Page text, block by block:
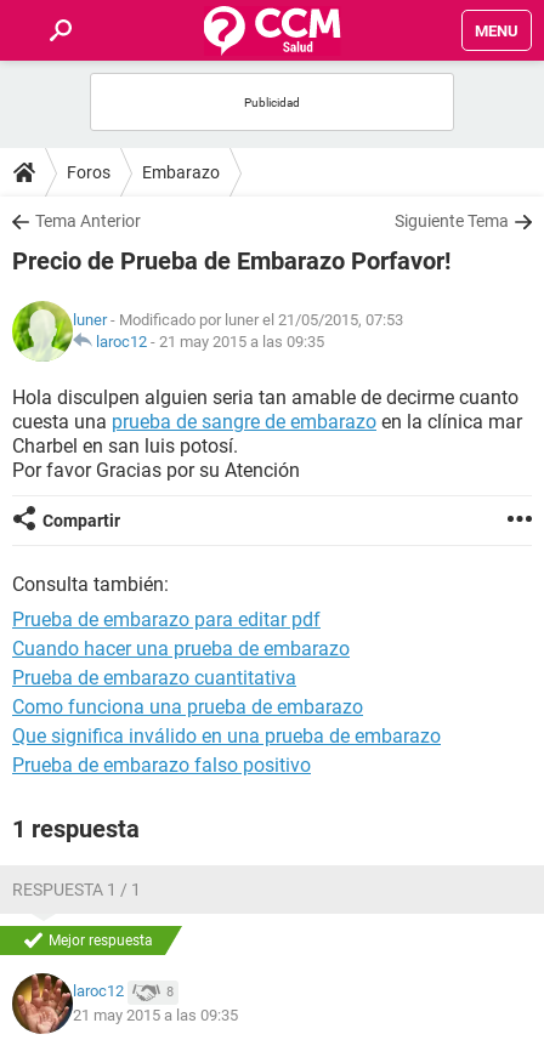
MENU
FOROS
SALUD
NUTRICIÓN
BIENESTAR
SEXUALIDAD
GLOSARIO
Foros Embarazo
Tema Anterior Siguiente Tema
Precio de Prueba de Embarazo Porfavor!
luner- Modificado por luner el 21/05/2015, 07:53
laroc12 - 21 may 2015 a las 09:35
Hola disculpen alguien seria tan amable de decirme cuanto
cuesta una prueba de sangre de embarazo en la clínica mar
Charbel en san luis potosí.
Por favor Gracias por su Atención
Compartir
Consulta también:
Prueba de embarazo para editar pdf
Cuando hacer una prueba de embarazo
Prueba de embarazo cuantitativa
Como funciona una prueba de embarazo
Que significa inválido en una prueba de embarazo
Prueba de embarazo falso positivo
1 respuesta
RESPUESTA 1 / 1
Mejor respuesta
laroc12 8
21 may 2015 a las 09:35